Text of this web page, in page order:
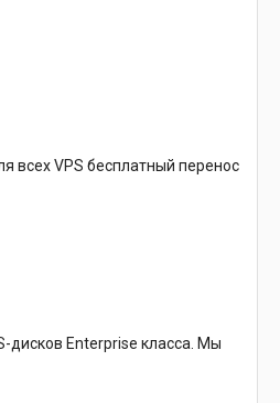
всех VPS бесплатный перенос
дисков Enterprise класса. Мы